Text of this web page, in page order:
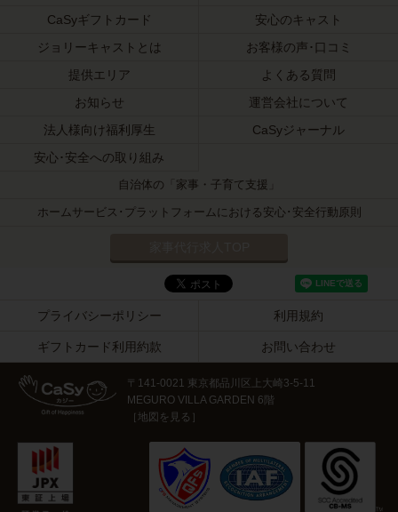
CaSyギフトカード
安心のキャスト
ジョリーキャストとは
お客様の声･口コミ
提供エリア
よくある質問
お知らせ
運営会社について
法人様向け福利厚生
CaSyジャーナル
安心･安全への取り組み
自治体の「家事・子育て支援」
ホームサービス･プラットフォームにおける安心･安全行動原則
プライバシーポリシー 利用規約
ギフトカード利用約款 お問い合わせ
〒141-0021 東京都品川区上大崎3-5-11
MEGURO VILLA GARDEN 6階
［地図を見る ］